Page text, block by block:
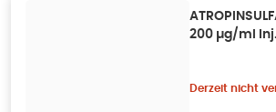
200 µg/ml
Derzeit nicht